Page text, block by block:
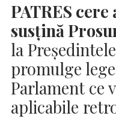
PATRES cere
susțină
la
promulge
Parlament ce
aplicabile